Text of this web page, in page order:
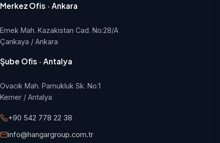
Merkez Ofis · Ankara
Emek Mah. Kazakistan Cad. No:28/A
Çankaya / Ankara
Şube Ofis · Antalya
Ovacık Mah. Pamukluk Sk. No:1
Kemer / Antalya
+90 542 778 22 38
info@hangargroup.com.tr